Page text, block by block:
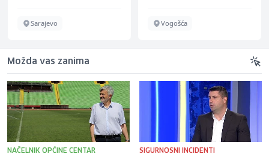
Sarajevo Vogošća
Možda vas zanima
NAČELNIK OPĆINE CENTAR SIGURNOSNI INCIDENTI